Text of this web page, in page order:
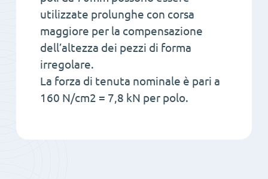
utilizzate prolunghe con corsa
maggiore per la compensazione
dell’altezza dei pezzi di forma
irregolare.
La forza di tenuta nominale è pari a
160 N/cm2 = 7,8 kN per polo.